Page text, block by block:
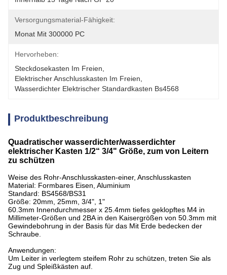
Versorgungsmaterial-Fähigkeit:
Monat Mit 300000 PC
Hervorheben:
Steckdosekasten Im Freien
Elektrischer Anschlusskasten Im Freien
Wasserdichter Elektrischer Standardkasten Bs4568
Produktbeschreibung
Quadratischer wasserdichter/wasserdichter
elektrischer Kasten 1/2“ 3/4" Größe, zum von Leitern
zu schützen
Weise des Rohr-Anschlusskasten-einer, Anschlusskasten
Material: Formbares Eisen, Aluminium
Standard: BS4568/BS31
Größe: 20mm, 25mm, 3/4", 1"
60.3mm Innendurchmesser x 25.4mm tiefes geklopftes M4 in
Millimeter-Größen und 2BA in den Kaisergrößen von 50.3mm mit
Gewindebohrung in der Basis für das Mit Erde bedecken der
Schraube.
Anwendungen:
Um Leiter in verlegtem steifem Rohr zu schützen, treten Sie als
Zug und Spleißkästen auf.